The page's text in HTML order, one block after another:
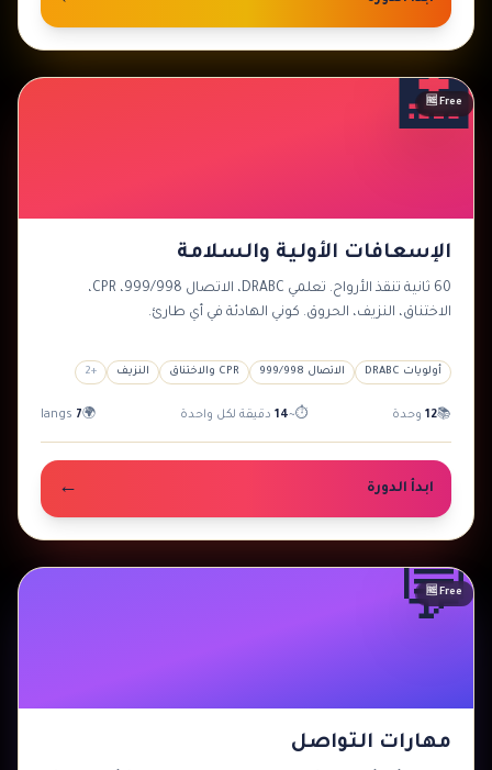
🏥
مبتدئ
🆓 Free
الإسعافات الأولية والسلامة
60 ثانية تنقذ الأرواح. تعلمي DRABC، الاتصال 999/998، CPR،
الاختناق، النزيف، الحروق. كوني الهادئة في أي طارئ.
أولويات DRABC الاتصال 999/998 CPR والاختناق النزيف +
2
📚
12 وحدة ⏱
~
14 دقيقة لكل واحدة 🌍
7
ابدأ الدورة ←
💬
مبتدئ
🆓 Free
مهارات التواصل